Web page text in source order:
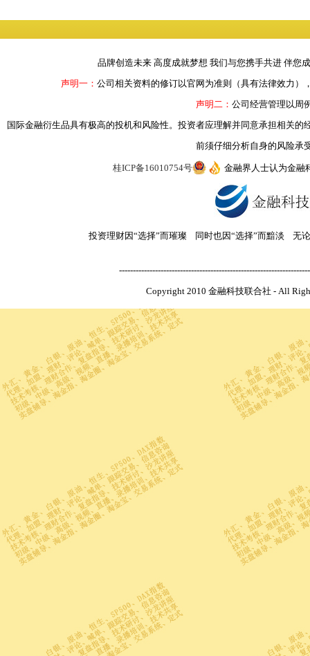
品牌创造未来 高度成就梦想 我们与您携手共进 伴您
声明一： 公司相关资料的修订以官网为准则（具有法律效力
声明二： 公司经营管理以周
国际金融衍生品具有极高的投机和风险性。投资者应理解并同意承担相关
前须仔细分析自身的风险承
桂ICP备16010754号 金融界人士认为金
投资理财因“选择”而璀璨 同时也因“选择”而黯淡 无
Copyright 2010 金融科技联合社 - All